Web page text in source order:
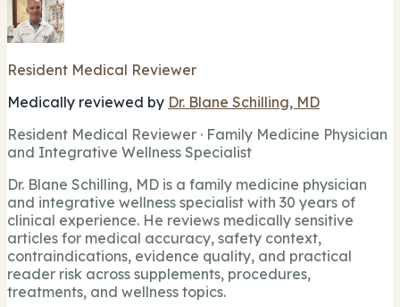
Resident Medical Reviewer
Medically reviewed by Dr. Blane Schilling, MD
Resident Medical Reviewer · Family Medicine Physician
and Integrative Wellness Specialist
Dr. Blane Schilling, MD is a family medicine physician
and integrative wellness specialist with 30 years of
clinical experience. He reviews medically sensitive
articles for medical accuracy, safety context,
contraindications, evidence quality, and practical
reader risk across supplements, procedures,
treatments, and wellness topics.